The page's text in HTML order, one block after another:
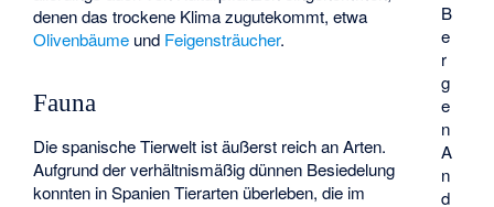
B
e
r
g
e
n
A
n
d
denen das trockene Klima zugutekommt, etwa
Olivenbäume und Feigensträucher.
Fauna
Die spanische Tierwelt ist äußerst reich an Arten.
Aufgrund der verhältnismäßig dünnen Besiedelung
konnten in Spanien Tierarten überleben, die im